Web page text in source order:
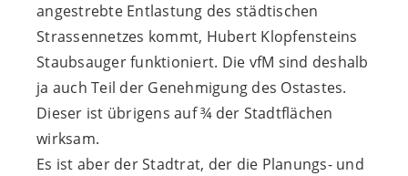
angestrebte Entlastung des städtischen
Strassennetzes kommt, Hubert Klopfensteins
Staubsauger funktioniert. Die vfM sind deshalb
ja auch Teil der Genehmigung des Ostastes.
Dieser ist übrigens auf ¾ der Stadtflächen
wirksam.
Es ist aber der Stadtrat, der die Planungs- und